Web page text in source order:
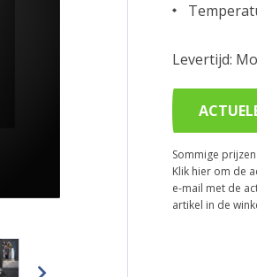
Levertijd:
Sommige
Klik hier om de
e-mail met de
artikel in de